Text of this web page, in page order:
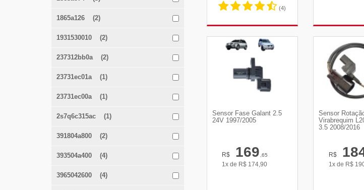
1865a126 (2)
1931530010 (2)
237312bb0a (2)
23731ec01a (1)
23731ec00a (1)
2s7q6c315ac (1)
391804a800 (2)
393504a400 (4)
3965042600 (4)
(4)
Sensor Fase Galant 2.5
24V 1997/2005
R$ 169,65
1x de R$ 174,90
Sensor
Virabrequim
3.5 2008/2016
R$
1x de R$